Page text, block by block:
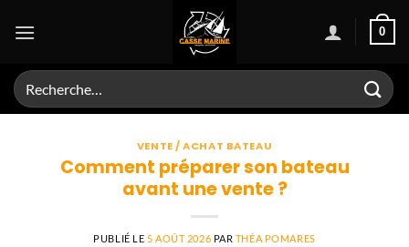
0
Recherche
pour :
VENTE / ACHAT BATEAU
Comment préparer son bateau
avant une vente ?
PUBLIÉ LE 5 AOÛT 2026 PAR THÉA POMARES